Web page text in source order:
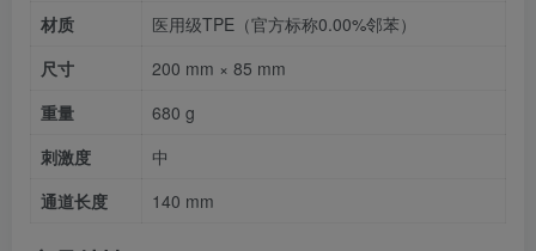
材质
医用级TPE（官方标称0.00%邻苯）
尺寸
200 mm × 85 mm
重量
680 g
刺激度
中
通道长度
140 mm